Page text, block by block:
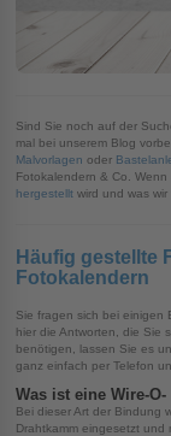
Sind Sie noch auf der
mal bei unserem Blog
Malvorlagen oder
Fotokalendern & Co.
hergestellt wird und was wir
Häufig gestellte
Fotokalendern
Sie fragen sich bei einigen
hier die Antworten, die Sie
benötigen, lassen Sie es
ganz einfach per Telefon
Was ist eine Wire-
Bei dieser Art der Bindung
Drahtkamm eingesetzt und